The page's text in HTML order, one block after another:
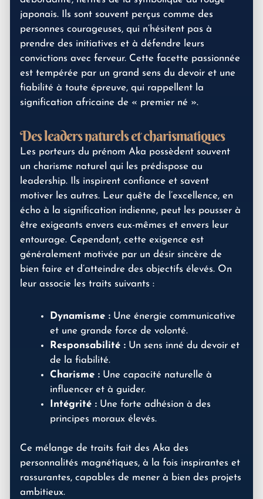
japonais. Ils sont souvent perçus comme des
personnes courageuses, qui n’hésitent pas à
prendre des initiatives et à défendre leurs
convictions avec ferveur. Cette facette passionnée
est tempérée par un grand sens du devoir et une
fiabilité à toute épreuve, qui rappellent la
signification africaine de « premier né ».
Des leaders naturels et charismatiques
Les porteurs du prénom Aka possèdent souvent
un charisme naturel qui les prédispose au
leadership. Ils inspirent confiance et savent
motiver les autres. Leur quête de l’excellence, en
écho à la signification indienne, peut les pousser à
être exigeants envers eux-mêmes et envers leur
entourage. Cependant, cette exigence est
généralement motivée par un désir sincère de
bien faire et d’atteindre des objectifs élevés. On
leur associe les traits suivants :
Dynamisme : Une énergie communicative
et une grande force de volonté.
Responsabilité : Un sens inné du devoir et
de la fiabilité.
Charisme : Une capacité naturelle à
influencer et à guider.
Intégrité : Une forte adhésion à des
principes moraux élevés.
Ce mélange de traits fait des Aka des
personnalités magnétiques, à la fois inspirantes et
rassurantes, capables de mener à bien des projets
ambitieux.